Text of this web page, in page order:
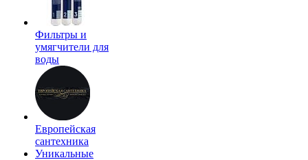
Фильтры и
умягчители для
воды
Европейская
сантехника
Уникальные